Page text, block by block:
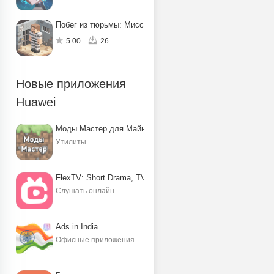
Побег из тюрьмы: Миссия по спасению
5.00 26
Новые приложения
Huawei
Моды Мастер для Майнкрафт ПЕ
Утилиты
FlexTV: Short Drama, TV, Reels
Слушать онлайн
Ads in India
Офисные приложения